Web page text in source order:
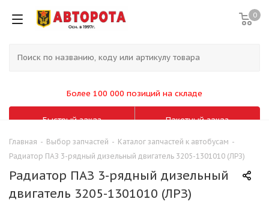
0
Более 100 000 позиций на складе
Быстрый заказ Пакетный заказ
Главная - Выбор запчастей - Каталог запчастей к автобусам -
Радиатор ПАЗ 3-рядный дизельный двигатель 3205-1301010 (ЛРЗ)
Радиатор ПАЗ 3-рядный дизельный
двигатель 3205-1301010 (ЛРЗ)